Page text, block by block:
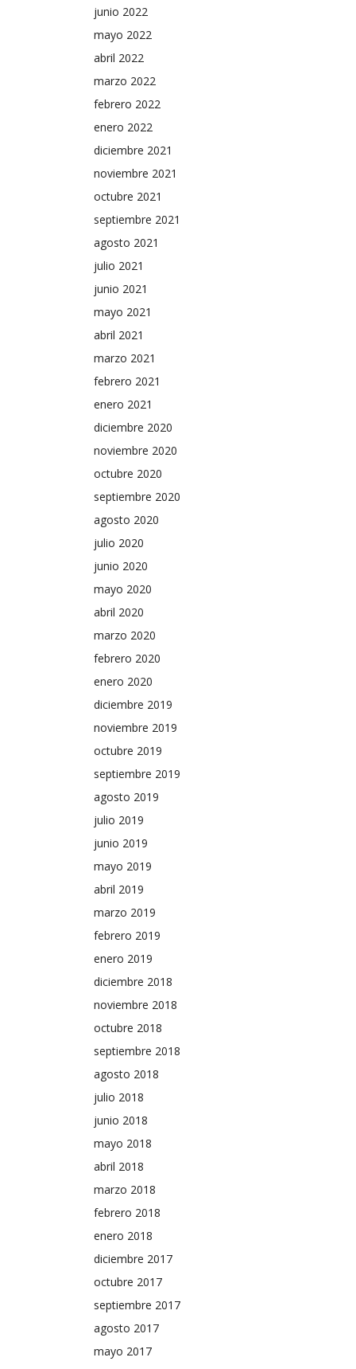
junio 2022
mayo 2022
abril 2022
marzo 2022
febrero 2022
enero 2022
diciembre 2021
noviembre 2021
octubre 2021
septiembre 2021
agosto 2021
julio 2021
junio 2021
mayo 2021
abril 2021
marzo 2021
febrero 2021
enero 2021
diciembre 2020
noviembre 2020
octubre 2020
septiembre 2020
agosto 2020
julio 2020
junio 2020
mayo 2020
abril 2020
marzo 2020
febrero 2020
enero 2020
diciembre 2019
noviembre 2019
octubre 2019
septiembre 2019
agosto 2019
julio 2019
junio 2019
mayo 2019
abril 2019
marzo 2019
febrero 2019
enero 2019
diciembre 2018
noviembre 2018
octubre 2018
septiembre 2018
agosto 2018
julio 2018
junio 2018
mayo 2018
abril 2018
marzo 2018
febrero 2018
enero 2018
diciembre 2017
octubre 2017
septiembre 2017
agosto 2017
mayo 2017